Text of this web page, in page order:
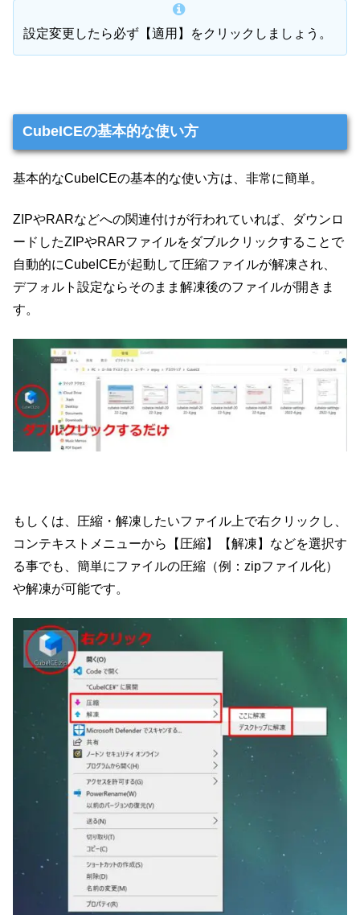
設定変更したら必ず【適用】をクリックしましょう。
CubeICEの基本的な使い方
基本的なCubeICEの基本的な使い方は、非常に簡単。
ZIPやRARなどへの関連付けが行われていれば、ダウンロ
ードしたZIPやRARファイルをダブルクリックすることで
自動的にCubeICEが起動して圧縮ファイルが解凍され、
デフォルト設定ならそのまま解凍後のファイルが開きま
す。
もしくは、圧縮・解凍したいファイル上で右クリックし、
コンテキストメニューから【圧縮】【解凍】などを選択す
る事でも、簡単にファイルの圧縮（例：zipファイル化）
や解凍が可能です。